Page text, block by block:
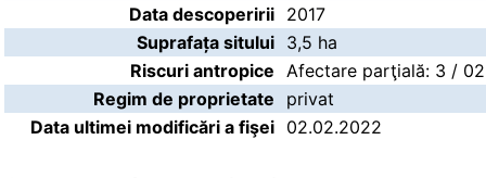
Data descoperirii 2017
Suprafața sitului 3,5 ha
Riscuri antropice Afectare parţială: 3 /
Regim de proprietate
privat
Data ultimei modificări a fişei 02.02.2022